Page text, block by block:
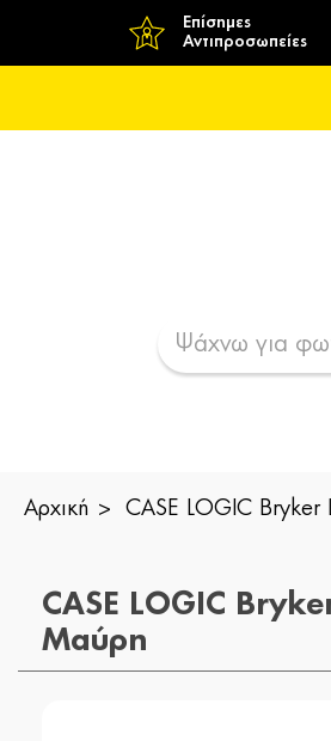
Επίσημες
Αντιπροσωπείες
Αρχική CASE LOGIC Bryker
CASE LOGIC
Μαύρη